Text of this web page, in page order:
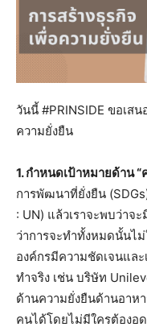
วันนี้ #PRINSIDE ขอเส
ความยั่งยืน
1. กำหนดเป้าหมายด้าน “
การพัฒนาที่ยั่งยืน
: UN) แล้วเราจะพบว่าจ
ว่าการจะทำทั้งหมดนั้นไม่
องค์กรมีความชัดเจนแล
ทำจริง เช่น บริษัท
ด้านความยั่งยืนด้านอาห
คนได้โดยไม่มีใครต้องอ